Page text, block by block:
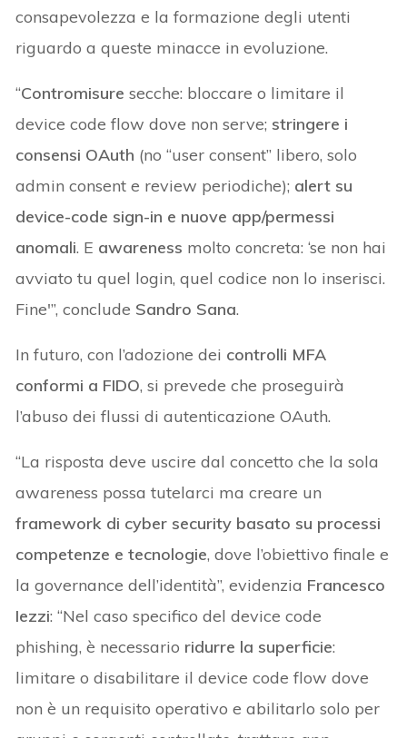
consapevolezza e la formazione degli utenti
riguardo a queste minacce in evoluzione.
“Contromisure secche: bloccare o limitare il
device code flow dove non serve; stringere i
consensi OAuth (no “user consent” libero, solo
admin consent e review periodiche); alert su
device-code sign-in e nuove app/permessi
anomali. E awareness molto concreta: ‘se non hai
avviato tu quel login, quel codice non lo inserisci.
Fine'”, conclude Sandro Sana.
In futuro, con l’adozione dei controlli MFA
conformi a FIDO, si prevede che proseguirà
l’abuso dei flussi di autenticazione OAuth.
“La risposta deve uscire dal concetto che la sola
awareness possa tutelarci ma creare un
framework di cyber security basato su processi
competenze e tecnologie, dove l’obiettivo finale e
la governance dell’identità”, evidenzia Francesco
Iezzi: “Nel caso specifico del device code
phishing, è necessario ridurre la superficie:
limitare o disabilitare il device code flow dove
non è un requisito operativo e abilitarlo solo per